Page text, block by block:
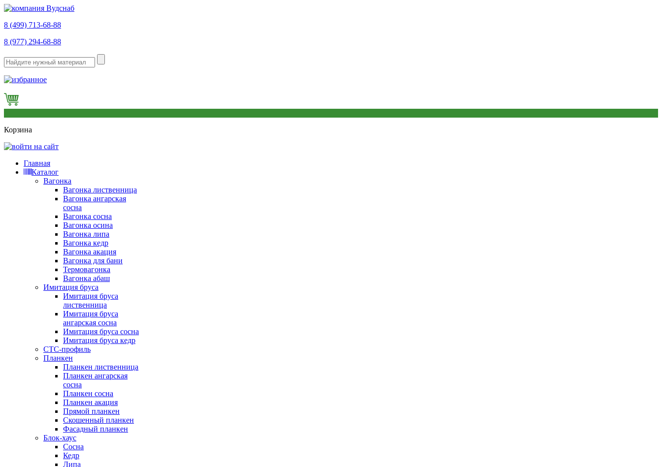
8 (499) 713-68-88
8 (977) 294-68-88
Корзина
Главная
Каталог
Вагонка
Вагонка лиственница
Вагонка ангарская
сосна
Вагонка сосна
Вагонка осина
Вагонка липа
Вагонка кедр
Вагонка акация
Вагонка для бани
Термовагонка
Вагонка абаш
Имитация бруса
Имитация бруса
лиственница
Имитация бруса
ангарская сосна
Имитация бруса сосна
Имитация бруса кедр
СТС-профиль
Планкен
Планкен лиственница
Планкен ангарская
сосна
Планкен сосна
Планкен акация
Прямой планкен
Скошенный планкен
Фасадный планкен
Блок-хаус
Сосна
Кедр
Липа